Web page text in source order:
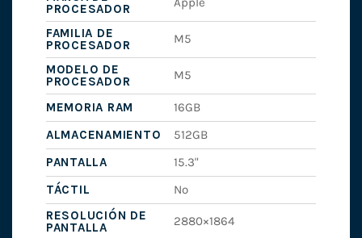
PROCESADOR
FAMILIA DE
PROCESADOR
M5
MODELO DE
PROCESADOR
M5
MEMORIA RAM
16GB
ALMACENAMIENTO
512GB
PANTALLA
15.3"
TÁCTIL
No
RESOLUCIÓN DE
PANTALLA
2880×1864